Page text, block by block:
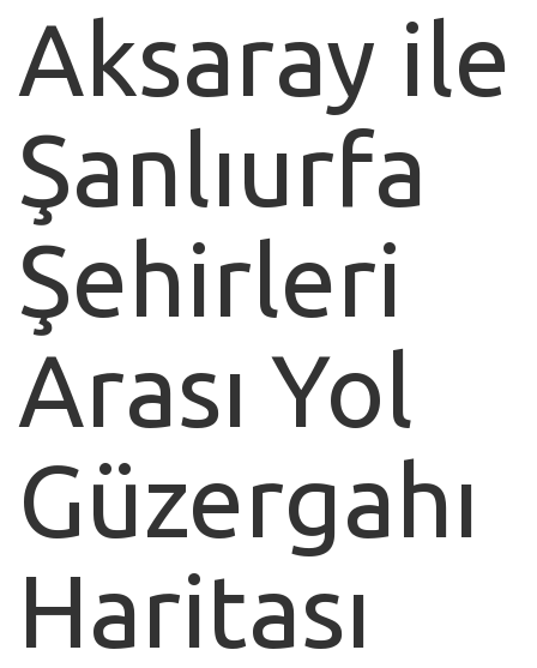
Aksaray ile
Şanlıurfa
Şehirleri
Arası Yol
Güzergahı
Haritası